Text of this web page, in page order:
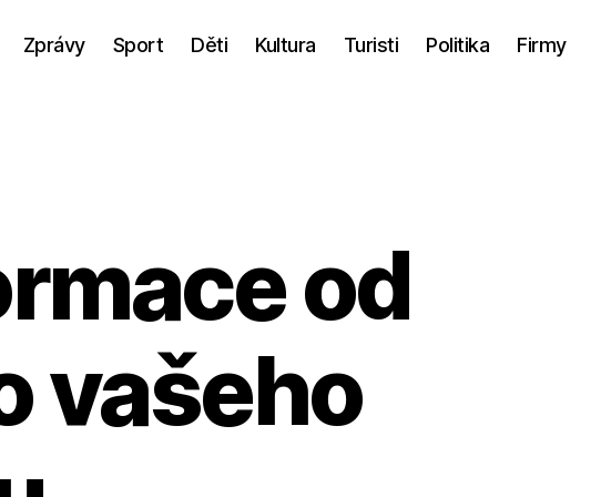
Zprávy Sport Děti Kultura Turisti Politika Firmy
od
vašeho